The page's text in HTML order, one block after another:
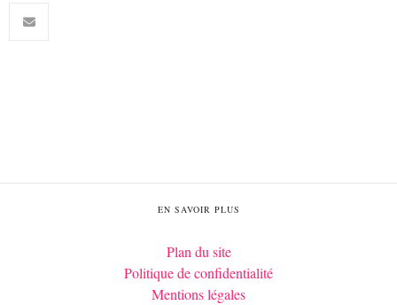
EN SAVOIR PLUS
Plan du site
Politique de confidentialité
Mentions légales